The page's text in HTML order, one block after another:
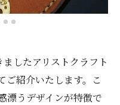
したアリストクラフト
ご紹介いたします。こ
漂うデザインが特徴で